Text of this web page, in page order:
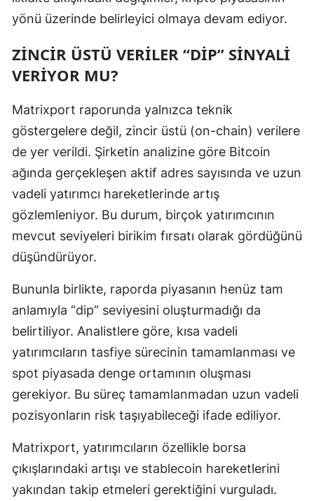
Muğla
Ordu
Rize
Sakarya
Samsun
Siirt
Sivas
Tekirdağ
Tokat
Trabzon
Tunceli
Şanlıurfa
Uşak
Van
yönü üzerinde belirleyici olmaya devam ediyor.
ZINCIR ÜSTÜ VERILER “DIP” SINYALI
VERIYOR MU?
Matrixport raporunda yalnızca teknik
göstergelere değil, zincir üstü (on-chain) verilere
de yer verildi. Şirketin analizine göre Bitcoin
ağında gerçekleşen aktif adres sayısında ve uzun
vadeli yatırımcı hareketlerinde artış
gözlemleniyor. Bu durum, birçok yatırımcının
mevcut seviyeleri birikim fırsatı olarak gördüğünü
düşündürüyor.
Bununla birlikte, raporda piyasanın henüz tam
anlamıyla “dip” seviyesini oluşturmadığı da
belirtiliyor. Analistlere göre, kısa vadeli
yatırımcıların tasfiye sürecinin tamamlanması ve
spot piyasada denge ortamının oluşması
gerekiyor. Bu süreç tamamlanmadan uzun vadeli
pozisyonların risk taşıyabileceği ifade ediliyor.
Matrixport, yatırımcıların özellikle borsa
çıkışlarındaki artışı ve stablecoin hareketlerini
yakından takip etmeleri gerektiğini vurguladı.